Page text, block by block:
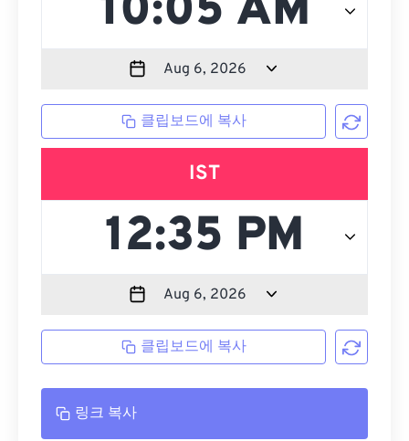
클립보드에 복사
IST
클립보드에 복사
링크 복사